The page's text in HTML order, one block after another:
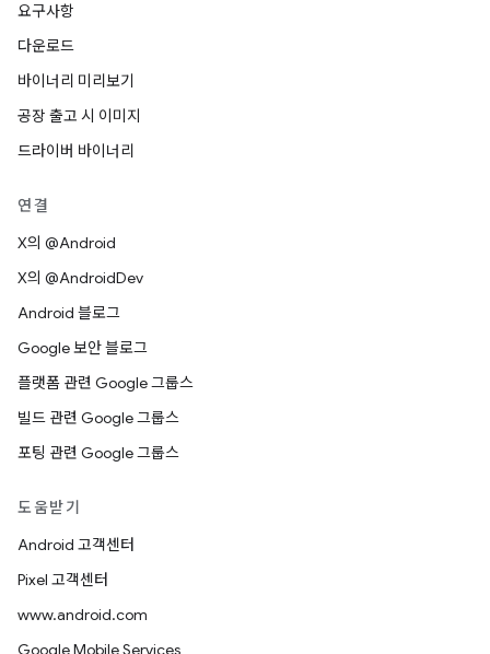
요구사항
다운로드
바이너리 미리보기
공장 출고 시 이미지
드라이버 바이너리
연결
X의 @Android
X의 @AndroidDev
Android 블로그
Google 보안 블로그
플랫폼 관련 Google 그룹스
빌드 관련 Google 그룹스
포팅 관련 Google 그룹스
도움받기
Android 고객센터
Pixel 고객센터
www.android.com
Google Mobile Services